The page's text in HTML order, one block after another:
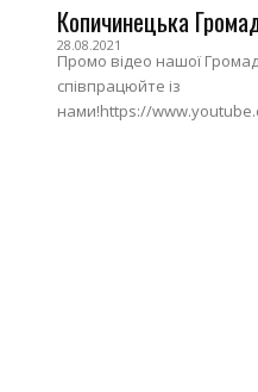
Копичинецька
28.08.2021
Промо відео нашої
співпрацюйте із
нами!https://